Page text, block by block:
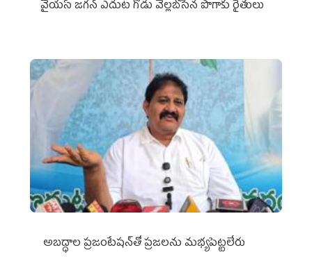
వైయ‌స్‌ జగన్ ఎదుట గోడు వెల్లబోసిన పొగాకు రైతులు
అబద్ధాల ప్రజంటేషన్‌తో ప్రజలను మభ్యపెట్టలేరు